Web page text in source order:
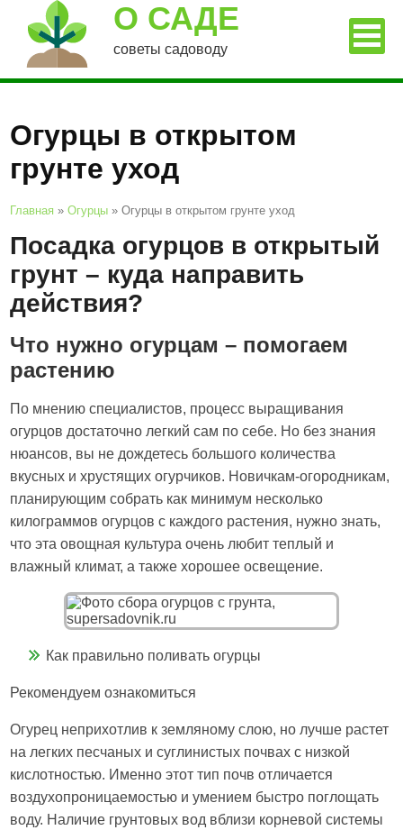
О САДЕ
советы садоводу
Огурцы в открытом
грунте уход
Главная »Огурцы »Огурцы в открытом грунте уход
Посадка огурцов в открытый
грунт – куда направить
действия?
Что нужно огурцам – помогаем
растению
По мнению специалистов, процесс выращивания
огурцов достаточно легкий сам по себе. Но без знания
нюансов, вы не дождетесь большого количества
вкусных и хрустящих огурчиков. Новичкам-огородникам,
планирующим собрать как минимум несколько
килограммов огурцов с каждого растения, нужно знать,
что эта овощная культура очень любит теплый и
влажный климат, а также хорошее освещение.
Как правильно поливать огурцы
Рекомендуем ознакомиться
Огурец неприхотлив к земляному слою, но лучше растет
на легких песчаных и суглинистых почвах с низкой
кислотностью. Именно этот тип почв отличается
воздухопроницаемостью и умением быстро поглощать
воду. Наличие грунтовых вод вблизи корневой системы